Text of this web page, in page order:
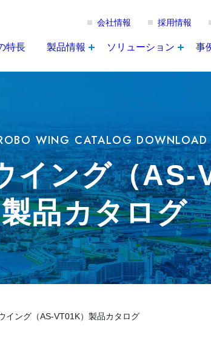
会社情報 採用情報
特長 製品情報 ソリューション 事
WING CATALOG DOWNLOAD
イング（AS-
製品カタログ
イング（AS-VT01K）製品カタログ